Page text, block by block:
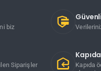
biz
Siparişler
Kapıda